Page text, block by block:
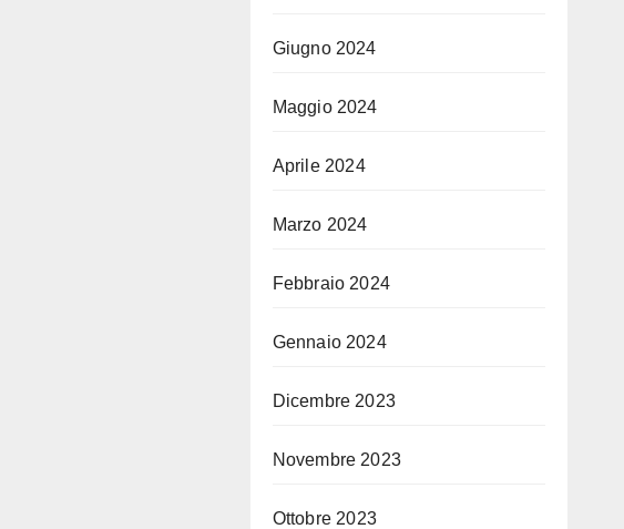
Giugno 2024
Maggio 2024
Aprile 2024
Marzo 2024
Febbraio 2024
Gennaio 2024
Dicembre 2023
Novembre 2023
Ottobre 2023